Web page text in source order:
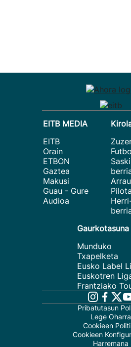
EITB MEDIA
EITB
Orain
ETBON
Gaztea
Makusi
Guau - Gure
Audioa
Gaurkotasuna
Munduko
Txapelketa
Eusko Label
Euskotren
Frantziako
Pribatutasun
Lege Oharra
Cookieen
Cookieen
Harremana